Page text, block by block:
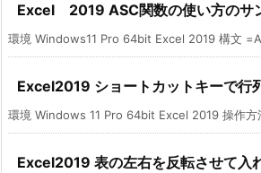
Excel 2019 ASC関数の使い方のサ
環境 Windows11 Pro 64bit Excel 2019 構文
Excel2019 ショートカットキーで行
環境 Windows 11 Pro 64bit Excel 2019 操作方
Excel2019 表の左右を反転させて入